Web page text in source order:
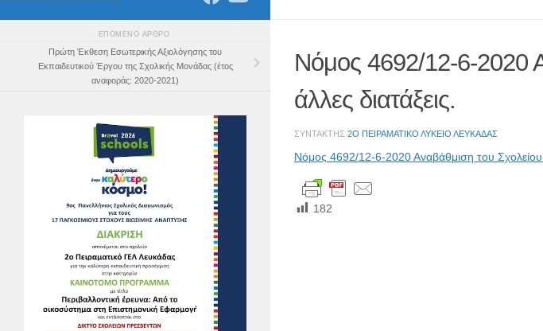
Νόμος 4692/12-6-2020
άλλες διατάξεις.
ΣΥΝΤΆΚΤΗΣ 2Ο ΠΕΙΡΑΜΑΤΙΚΟ ΛΥΚΕΙΟ ΛΕΥΚΑΔΑΣ
Νόμος 4692/12-6-2020 Αναβάθμιση του Σχολείου
182
ΕΠΌΜΕΝΟ ΆΡΘΡΟ
Πρώτη Έκθεση Εσωτερικής Αξιολόγησης του
Εκπαιδευτικού Έργου της Σχολικής Μονάδας (έτος
αναφοράς: 2020-2021)